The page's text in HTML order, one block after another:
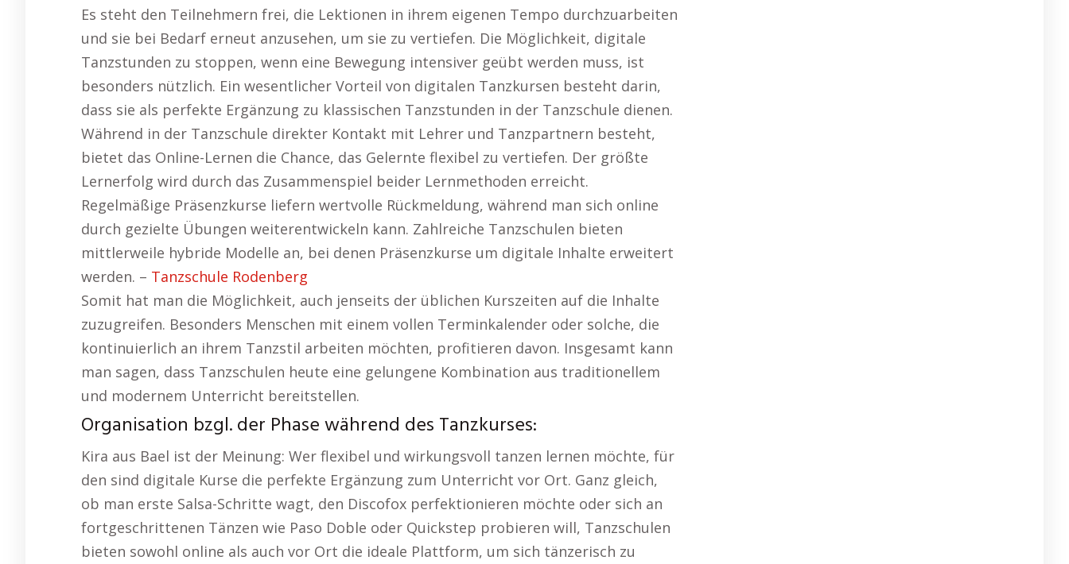
Es steht den Teilnehmern frei, die Lektionen in ihrem eigenen Tempo durchzuarbeiten
und sie bei Bedarf erneut anzusehen, um sie zu vertiefen. Die Möglichkeit, digitale
Tanzstunden zu stoppen, wenn eine Bewegung intensiver geübt werden muss, ist
besonders nützlich. Ein wesentlicher Vorteil von digitalen Tanzkursen besteht darin,
dass sie als perfekte Ergänzung zu klassischen Tanzstunden in der Tanzschule dienen.
Während in der Tanzschule direkter Kontakt mit Lehrer und Tanzpartnern besteht,
bietet das Online-Lernen die Chance, das Gelernte flexibel zu vertiefen. Der größte
Lernerfolg wird durch das Zusammenspiel beider Lernmethoden erreicht.
Regelmäßige Präsenzkurse liefern wertvolle Rückmeldung, während man sich online
durch gezielte Übungen weiterentwickeln kann. Zahlreiche Tanzschulen bieten
mittlerweile hybride Modelle an, bei denen Präsenzkurse um digitale Inhalte erweitert
werden. – Tanzschule Rodenberg
Somit hat man die Möglichkeit, auch jenseits der üblichen Kurszeiten auf die Inhalte
zuzugreifen. Besonders Menschen mit einem vollen Terminkalender oder solche, die
kontinuierlich an ihrem Tanzstil arbeiten möchten, profitieren davon. Insgesamt kann
man sagen, dass Tanzschulen heute eine gelungene Kombination aus traditionellem
und modernem Unterricht bereitstellen.
Organisation bzgl. der Phase während des Tanzkurses:
Kira aus Bael ist der Meinung: Wer flexibel und wirkungsvoll tanzen lernen möchte, für
den sind digitale Kurse die perfekte Ergänzung zum Unterricht vor Ort. Ganz gleich,
ob man erste Salsa-Schritte wagt, den Discofox perfektionieren möchte oder sich an
fortgeschrittenen Tänzen wie Paso Doble oder Quickstep probieren will, Tanzschulen
bieten sowohl online als auch vor Ort die ideale Plattform, um sich tänzerisch zu